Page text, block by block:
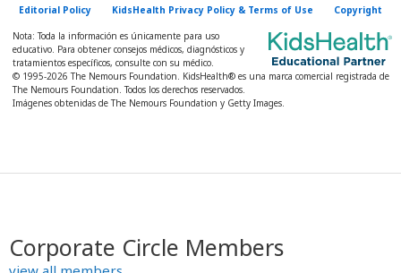
t
e
c
e
d
s
Editorial Policy KidsHealth Privacy Policy & Terms of Use Copyright
Nota: Toda la información es únicamente para uso
educativo. Para obtener consejos médicos, diagnósticos y
tratamientos específicos, consulte con su médico.
© 1995-2026 The Nemours Foundation. KidsHealth® es una marca comercial registrada de
The Nemours Foundation. Todos los derechos reservados.
Imágenes obtenidas de The Nemours Foundation y Getty Images.
Corporate Circle Members